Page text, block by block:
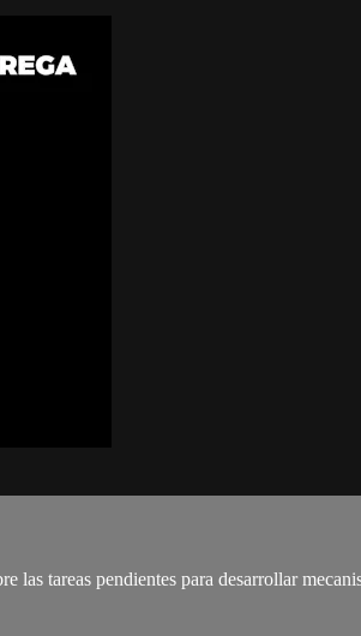
las tareas pendientes para desarrollar